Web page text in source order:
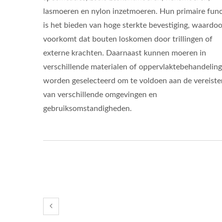
lasmoeren en nylon inzetmoeren. Hun primaire
is het bieden van hoge sterkte bevestiging,
voorkomt dat bouten loskomen door trillingen of
externe krachten. Daarnaast kunnen moeren in
verschillende materialen of
worden geselecteerd om te voldoen aan de
van verschillende omgevingen en
gebruiksomstandigheden.